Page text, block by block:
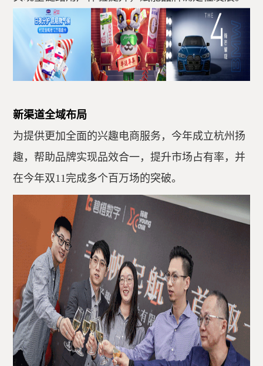
新渠道全域布局
为提供更加全面的兴趣电商服务，今年成立杭州扬
趣，帮助品牌实现品效合一，提升市场占有率，并
在今年双11完成多个百万场的突破。